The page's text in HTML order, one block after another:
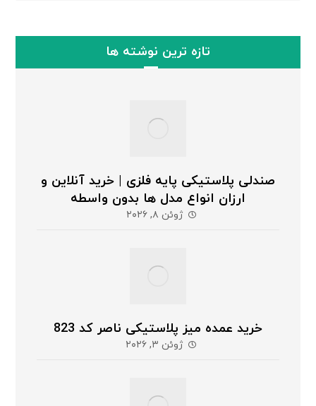
تازه ترین نوشته ها
صندلی پلاستیکی پایه فلزی | خرید آنلاین و
ارزان انواع مدل ها بدون واسطه
ژوئن ۸, ۲۰۲۶
خرید عمده میز پلاستیکی ناصر کد 823
ژوئن ۳, ۲۰۲۶